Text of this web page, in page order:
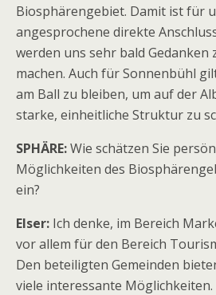
Biosphärengebiet. Damit ist für
angesprochene direkte
werden uns sehr bald Gedanken
machen. Auch für Sonnenbühl
am Ball zu bleiben, um auf der
starke, einheitliche Struktur zu
SPHÄRE:Wie schätzen Sie
Möglichkeiten des
ein?
Elser: Ich denke, im Bereich
vor allem für den Bereich
Den beteiligten Gemeinden
viele interessante Möglichkeiten.